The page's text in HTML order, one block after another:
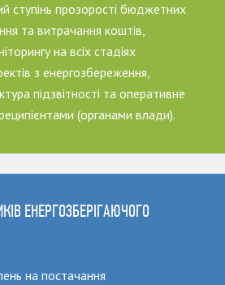
ступінь прозорості бюджетних
та витрачання коштів,
на всіх стадіях
з енергозбереження,
підзвітності та оперативне
(органами влади).
ЕНЕРГОЗБЕРІГАЮЧОГО
на постачання